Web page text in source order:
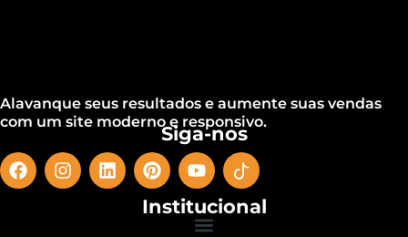
Alavanque seus resultados e aumente suas vendas
com um site moderno e responsivo.
Siga-nos
Institucional